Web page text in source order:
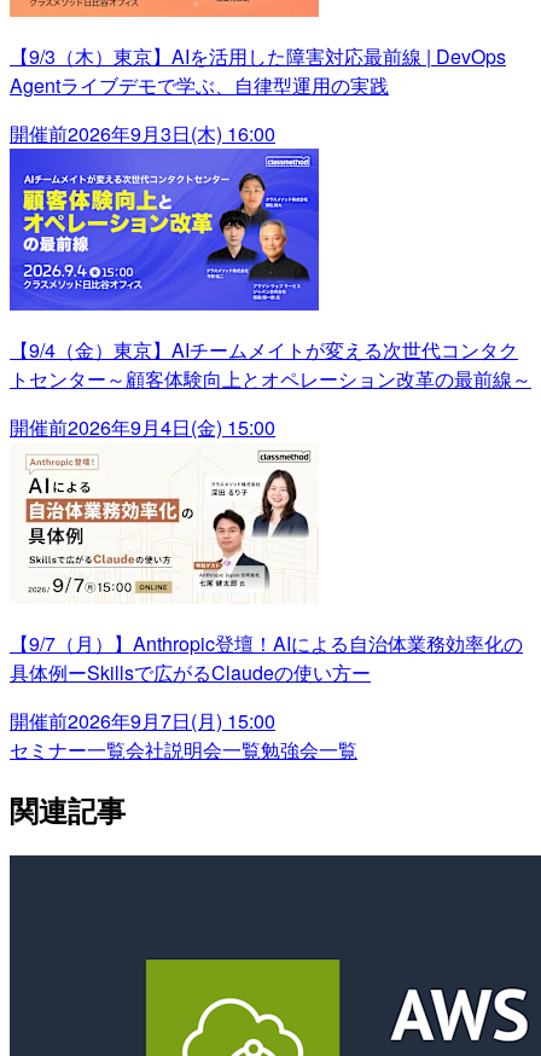
【9/3（木）東京】AIを活用した障害対応最前線 | DevOps
Agentライブデモで学ぶ、自律型運用の実践
開催前2026年9月3日(木) 16:00
【9/4（金）東京】AIチームメイトが変える次世代コンタク
トセンター～顧客体験向上とオペレーション改革の最前線～
開催前2026年9月4日(金) 15:00
【9/7（月）】Anthropic登壇！AIによる自治体業務効率化の
具体例ーSkillsで広がるClaudeの使い方ー
開催前2026年9月7日(月) 15:00
セミナー一覧会社説明会一覧勉強会一覧
関連記事